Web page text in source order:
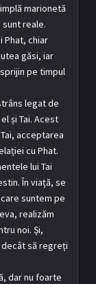
marionetă
reale.
Phat, chiar
găsi, iar
pe timpul
legat de
și Tai. Acest
acceptarea
cu Phat.
lui Tai
În viață, se
suntem pe
realizăm
noi. Și,
să regreți
dar nu foarte